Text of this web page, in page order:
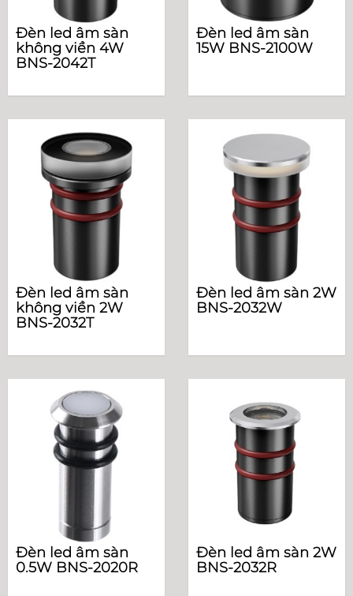
Đèn led âm sàn
không viền 4W
BNS-2042T
Đèn led âm sàn
15W BNS-2100W
Đèn led âm sàn
không viền 2W
BNS-2032T
Đèn led âm sàn 2W
BNS-2032W
Đèn led âm sàn
0.5W BNS-2020R
Đèn led âm sàn 2W
BNS-2032R